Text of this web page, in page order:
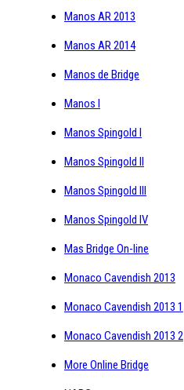
Manos AR 2013
Manos AR 2014
Manos de Bridge
Manos I
Manos Spingold I
Manos Spingold II
Manos Spingold III
Manos Spingold IV
Mas Bridge On-line
Monaco Cavendish 2013
Monaco Cavendish 2013 1
Monaco Cavendish 2013 2
More Online Bridge